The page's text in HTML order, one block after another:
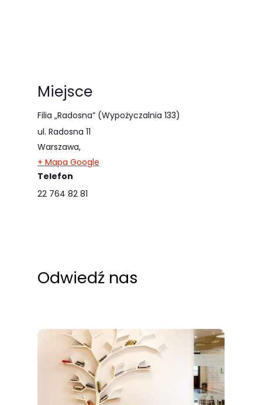
Miejsce
Filia „Radosna” (Wypożyczalnia 133)
ul. Radosna 11
Warszawa,
+ Mapa Google
Telefon
22 764 82 81
Odwiedź nas
odwiedzania naszej
strony, zwiększasz
szansę na
zobaczenie
spersonalizowanych
treści i ofert.